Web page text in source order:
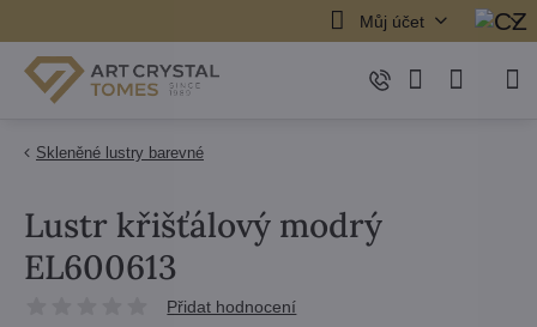
Můj účet
Skleněné lustry barevné
Lustr křišťálový modrý
EL600613
Přidat hodnocení